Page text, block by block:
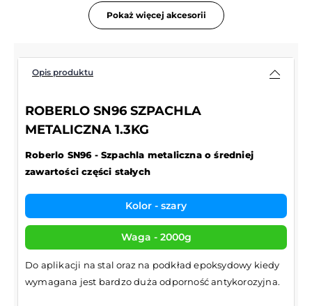
Pokaż więcej akcesorii
Opis produktu
ROBERLO SN96 SZPACHLA
METALICZNA 1.3KG
Roberlo SN96 - Szpachla metaliczna o średniej
zawartości części stałych
Kolor - szary
Waga - 2000g
Do aplikacji na stal oraz na podkład epoksydowy kiedy
wymagana jest bardzo duża odporność antykorozyjna.